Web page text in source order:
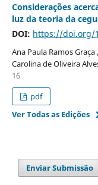
Considerações
luz da teoria da
DOI: https://doi.org/
Ana Paula Ramos
Carolina de Oliveira
16
pdf
Ver Todas as Edições
Enviar Submissão